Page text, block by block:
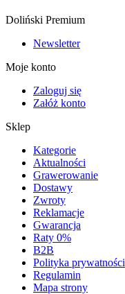
Doliński Premium
Newsletter
Moje konto
Zaloguj się
Załóż konto
Sklep
Kategorie
Aktualności
Grawerowanie
Dostawy
Zwroty
Reklamacje
Gwarancja
Raty 0%
B2B
Polityka prywatności
Regulamin
Mapa strony